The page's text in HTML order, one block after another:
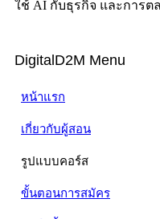
ใช้ AI กับธุรกิจ และการ
DigitalD2M Menu
หน้าแรก
เกี่ยวกับผู้สอน
รูปแบบคอร์ส
ขั้นตอนการสมัคร